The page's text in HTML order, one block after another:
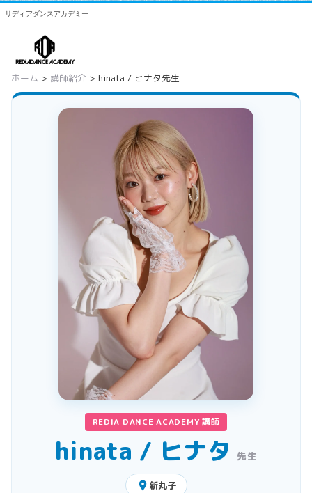
リディアダンスアカデミー
ホーム > 講師紹介 > hinata / ヒナタ先生
REDIA DANCE ACADEMY 講師
hinata / ヒナタ 先生
place 新丸子